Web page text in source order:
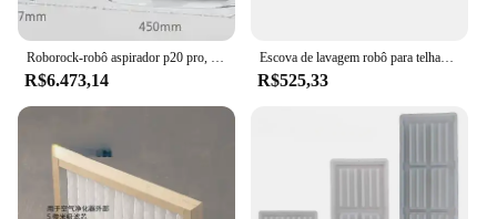
R$6.473,14
Escova de lavagem robô para telhado, Solar Farm Power Plant, Máquina limpa do painel solar, 2 escovas rotativas
R$525,33